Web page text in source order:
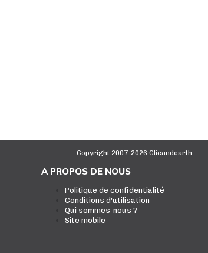
Copyright 2007-2026 Clicandearth
A PROPOS DE NOUS
Politique de confidentialité
Conditions d'utilisation
Qui sommes-nous ?
Site mobile